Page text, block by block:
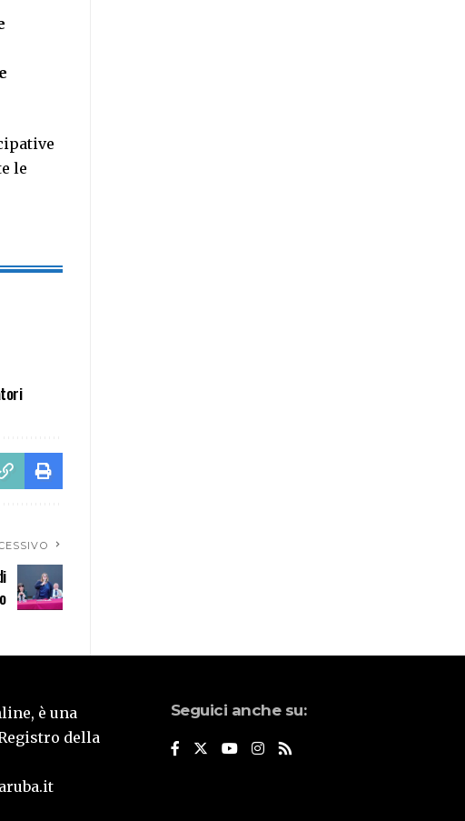
le
è una
della
Seguici anche su: